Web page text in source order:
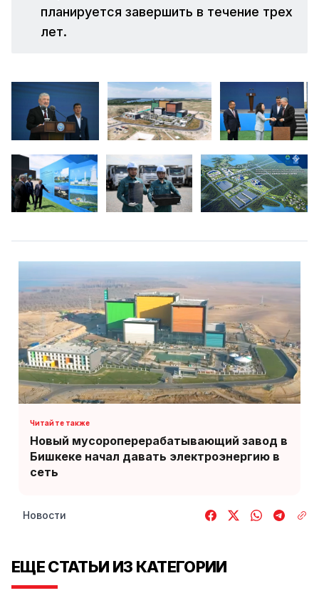
планируется завершить в течение трех
лет.
Новый мусороперерабатывающий завод в
Бишкеке начал давать электроэнергию в
сеть
Новости
ЕЩЕ СТАТЬИ ИЗ КАТЕГОРИИ